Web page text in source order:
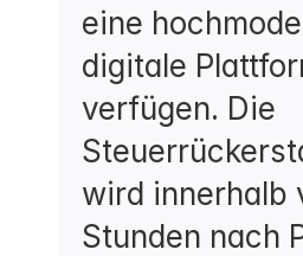
eine
digitale
verfügen. Die
wird innerhalb
Stunden nach